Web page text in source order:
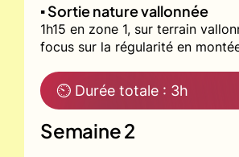
▪️ Sortie nature vallonnée
1h15 en zone 1, sur terrain
focus sur la régularité en
⏲ Durée totale : 3h
Semaine 2